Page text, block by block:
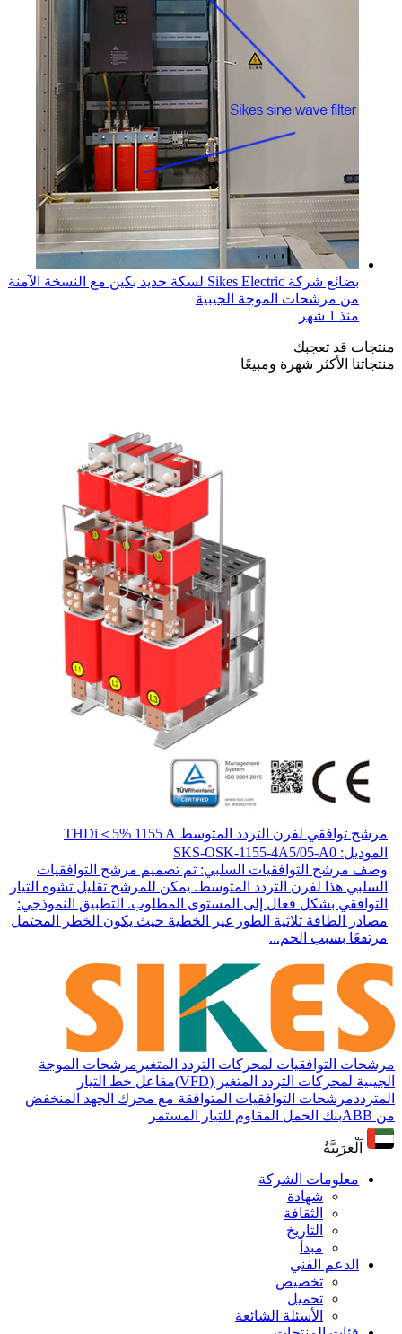
بضائع شركة Sikes Electric لسكة حديد بكين مع النسخة الآمنة
من مرشحات الموجة الجيبية
منذ 1 شهر
منتجات قد تعجبك
منتجاتنا الأكثر شهرة ومبيعًا
مرشح توافقي لفرن التردد المتوسط THDi＜5% 1155 A
الموديل: SKS-OSK-1155-4A5/05-A0
وصف مرشح التوافقيات السلبي: تم تصميم مرشح التوافقيات
السلبي هذا لفرن التردد المتوسط. يمكن للمرشح تقليل تشوه التيار
التوافقي بشكل فعال إلى المستوى المطلوب. التطبيق النموذجي:
مصادر الطاقة ثلاثية الطور غير الخطية حيث يكون الخطر المحتمل
مرتفعًا بسبب الحم...
مرشحات التوافقيات لمحركات التردد المتغير مرشحات الموجة
الجيبية لمحركات التردد المتغير (VFD)
مفاعل خط التيار
المترددمرشحات التوافقيات المتوافقة مع محرك الجهد المنخفض
من ABB
بنك الحمل المقاوم للتيار المستمر
اَلْعَرَبِيَّةُ
معلومات الشركة
شهادة
الثقافة
التاريخ
مبدأ
الدعم الفني
تخصيص
تحميل
الأسئلة الشائعة